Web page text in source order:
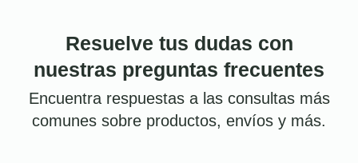
Resuelve tus dudas con
nuestras preguntas frecuentes
Encuentra respuestas a las consultas más
comunes sobre productos, envíos y más.